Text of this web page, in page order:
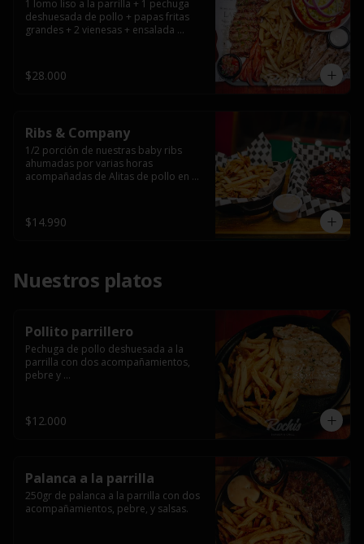
1 lomo liso a la parrilla + 1 pechuga
deshuesada de pollo + papas fritas
grandes + 2 vienesas + ensalada
$28.000
Ribs & Company
1/2 porción de nuestras baby ribs
ahumadas por varias horas
acompañadas de Alitas de pollo en
$14.990
Nuestros platos
Pollito parrillero
Pechuga de pollo deshuesada a la
parrilla con dos acompañamientos,
pebre y
$12.000
Palanca a la parrilla
250gr de palanca a la parrilla con dos
acompañamientos, pebre, y salsas.